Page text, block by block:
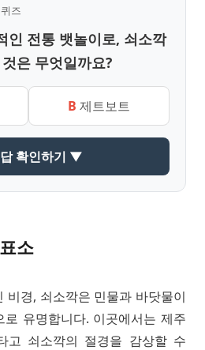
즈
인 전통 뱃놀이로, 쇠소깍
은 무엇일까요?
B 제트보트
확인하기 ▼
소
비경, 쇠소깍은 민물과 바닷물이
유명합니다. 이곳에서는 제주
고 쇠소깍의 절경을 감상할 수